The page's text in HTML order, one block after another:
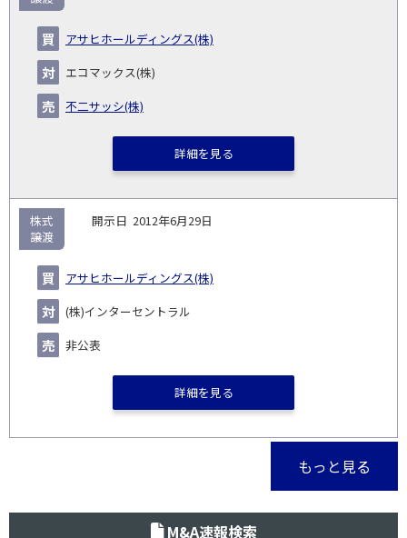
アサヒホールディングス(株)
エコマックス(株)
不二サッシ(株)
詳細を見る
2012年6月29日
アサヒホールディングス(株)
(株)インターセントラル
非公表
株式
譲渡
詳細を見る
もっと見る
M&A速報検索